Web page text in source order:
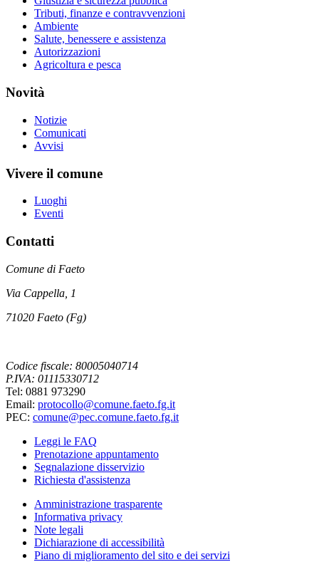
Tributi, finanze e contravvenzioni
Ambiente
Salute, benessere e assistenza
Autorizzazioni
Agricoltura e pesca
Novità
Notizie
Comunicati
Avvisi
Vivere il comune
Luoghi
Eventi
Contatti
Comune di Faeto
Via Cappella, 1
71020 Faeto (Fg)
Codice fiscale: 80005040714
P.IVA: 01115330712
Tel: 0881 973290
Email: protocollo@comune.faeto.fg.it
PEC: comune@pec.comune.faeto.fg.it
Leggi le FAQ
Prenotazione appuntamento
Segnalazione disservizio
Richiesta d'assistenza
Amministrazione trasparente
Informativa privacy
Note legali
Dichiarazione di accessibilità
Piano di miglioramento del sito e dei servizi